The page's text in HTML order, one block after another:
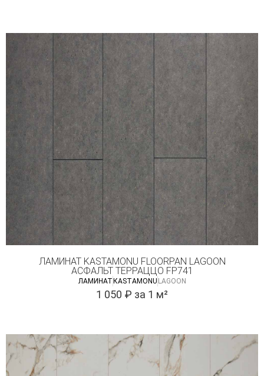
ЛАМИНАТ KASTAMONU FLOORPAN LAGOON
АСФАЛЬТ ТЕРРАЦЦО FP741
ЛАМИНАТКASTAMONU LAGOON
1 050 ₽ за 1 м²